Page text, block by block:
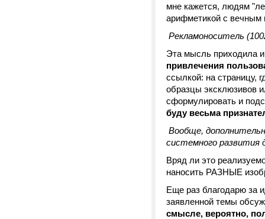
мне кажется, людям
арифметикой с вечным
Рекламоноситель
Эта мысль приходила
привлечения
ссылкой: на страницу,
образцы эксклюзивов
сформулировать и
буду весьма
Вообще,
системного развития
Вряд ли это
наносить РАЗНЫЕ
Еще раз благодарю за
заявленной темы
смысле, вероятно,